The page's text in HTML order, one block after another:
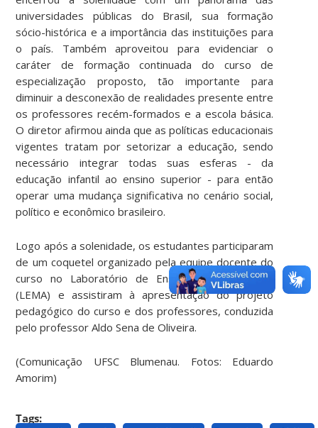
universidades públicas do Brasil, sua formação
sócio-histórica e a importância das instituições para
o país. Também aproveitou para evidenciar o
caráter de formação continuada do curso de
especialização proposto, tão importante para
diminuir a desconexão de realidades presente entre
os professores recém-formados e a escola básica.
O diretor afirmou ainda que as políticas educacionais
vigentes tratam por setorizar a educação, sendo
necessário integrar todas suas esferas - da
educação infantil ao ensino superior - para então
operar uma mudança significativa no cenário social,
político e econômico brasileiro.
Logo após a solenidade, os estudantes participaram
de um coquetel organizado pela equipe docente do
curso no Laboratório de Ensino de Matemática
(LEMA) e assistiram à apresentação do projeto
pedagógico do curso e dos professores, conduzida
pelo professor Aldo Sena de Oliveira.
(Comunicação UFSC Blumenau. Fotos: Eduardo
Amorim)
Tags: